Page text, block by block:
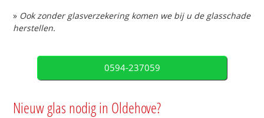
» Ook zonder glasverzekering komen we bij u de glasschade
herstellen.
0594-237059
Nieuw glas nodig in Oldehove?